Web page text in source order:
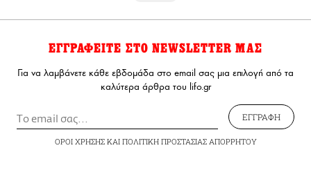
ΕΓΓΡΑΦΕΙΤΕ ΣΤΟ NEWSLETTER ΜΑΣ
Για να λαμβάνετε κάθε εβδομάδα στο email σας μια επιλογή από τα
καλύτερα άρθρα του lifo.gr
ΕΓΓΡΑΦΗ
ΟΡΟΙ ΧΡΗΣΗΣΚΑΙ ΠΟΛΙΤΙΚΗ ΠΡΟΣΤΑΣΙΑΣ ΑΠΟΡΡΗΤΟΥ